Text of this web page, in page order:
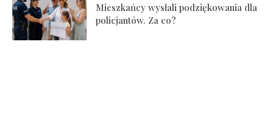
Mieszkańcy wysłali podziękowania dla
policjantów. Za co?